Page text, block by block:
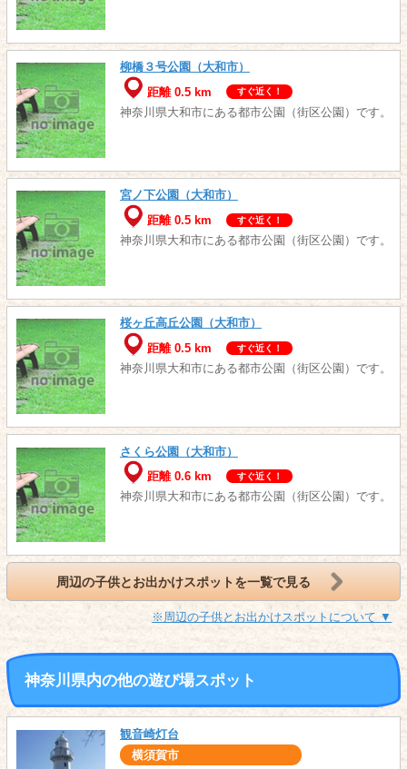
柳橋３号公園（大和市）
距離 0.5 km
すぐ近く！
神奈川県大和市にある都市公園（街区公園）です。
宮ノ下公園（大和市）
距離 0.5 km
すぐ近く！
神奈川県大和市にある都市公園（街区公園）です。
桜ヶ丘高丘公園（大和市）
距離 0.5 km
すぐ近く！
神奈川県大和市にある都市公園（街区公園）です。
さくら公園（大和市）
距離 0.6 km
すぐ近く！
神奈川県大和市にある都市公園（街区公園）です。
周辺の子供とお出かけスポットを一覧で見る
※周辺の子供とお出かけスポットについて ▼
神奈川県内の他の遊び場スポット
観音崎灯台
横須賀市